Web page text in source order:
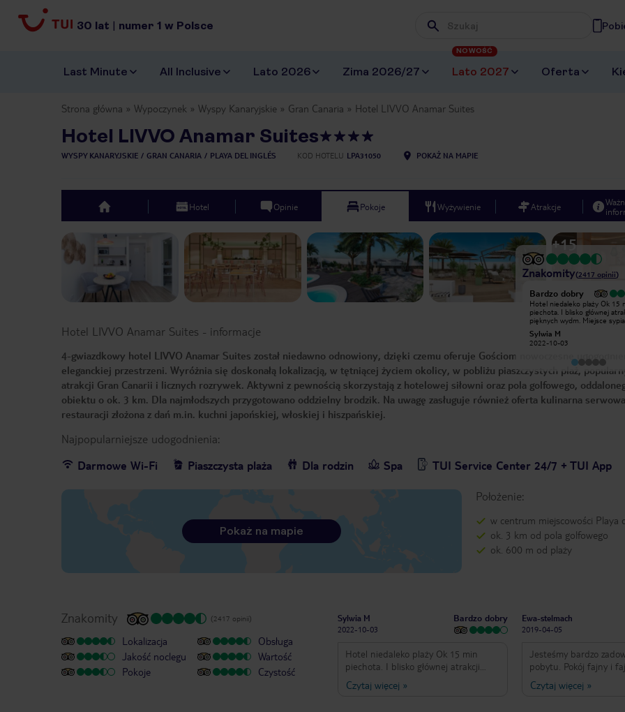
30 lat | numer 1 w Polsce Wpisz frazę, której szukasz
Last Minute All Inclusive Lato 2026 Zima 2026/27 Lato 2027
NOWOŚĆ
Oferta
Strona główna Wypoczynek Wyspy Kanaryjskie Gran Canaria Hotel LIVVO Anamar Suites
Hotel LIVVO Anamar Suites
WYSPY KANARYJSKIE GRAN CANARIA PLAYA DEL INGLÉS KOD HOTELU LPA31050 POKAŻ NA MAPIE
top Hotel Opinie Pokoje Wyżywienie Atrakcje
Previous slide +15
Znakomity(2417 opinii)
Wyjątkowy
Dobra lokalizacja, blisko do
Jedzenie bardzo dobre , wybór
wystarczający
Bardzo dobry
Hotel niedaleko plaży Ok 15
piechota. I blisko głównej
pięknych wydm. Miejsce
miejsce do jedzenia i
kuchenka do gotowania),
obydwóch pokojach. Obsługa
Odjęłam jedna gwiazdkę za
mały basen ( wyglada na dużo
większy na zdjęciach)
Sylwia M
2022-10-03
Hotel LIVVO Anamar Suites - informacje
4-gwiazdkowy hotel LIVVO Anamar Suites został niedawno odnowiony, dzięki czemu oferuje Gościom nowoczesne
eleganckiej przestrzeni. Wyróżnia się doskonałą lokalizacją, w tętniącej życiem okolicy, w pobliżu piaszczystych plaż,
atrakcji Gran Canarii i licznych rozrywek. Aktywni z pewnością skorzystają z hotelowej siłowni oraz pola golfowego,
obiektu o ok. 3 km. Dla najmłodszych przygotowano oddzielny brodzik. Na uwagę zasługuje również oferta kulinarna
restauracji złożona z dań m.in. kuchni japońskiej, włoskiej i hiszpańskiej.
Najpopularniejsze udogodnienia:
Darmowe Wi-Fi
Piaszczysta plaża Dla rodzin Spa TUI Service Center 24/7 + TUI App
Położenie:
w centrum miejscowości Playa
ok. 3 km od pola golfowego
ok. 600 m od plaży
Pokaż na mapie
Znakomity (2417 opinii)
Lokalizacja
Jakość noclegu
Pokoje
Obsługa
Wartość
Czystość
Sylwia M
2022-10-03
Bardzo dobry
Hotel niedaleko plaży Ok 15 min
piechota. I blisko głównej atrakcji
pięknych wydm. Miejsce sypialniane
oddzielnie od salonu i kuchni( zlew ,
Czytaj więcej »
Ewa-stelmach
2019-04-05
Jesteśmy bardzo
pobytu. Pokój fajny i
wyposażony, jedzenie
wszędzie blisko. Miła i
Czytaj więcej »